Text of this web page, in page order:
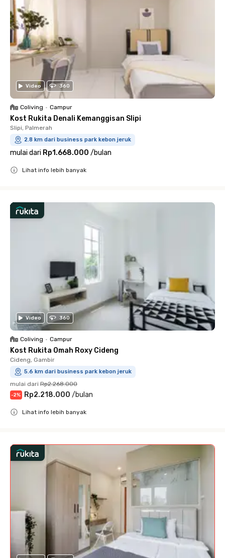
Video 360
Coliving • Campur
Kost Rukita Denali Kemanggisan Slipi
Slipi, Palmerah
2.8 km dari business park kebon jeruk
mulai dari Rp1.668.000 /bulan
Lihat info lebih banyak
Video 360
Coliving • Campur
Kost Rukita Omah Roxy Cideng
Cideng, Gambir
5.6 km dari business park kebon jeruk
mulai dari Rp2.268.000
-2% Rp2.218.000 /bulan
Lihat info lebih banyak